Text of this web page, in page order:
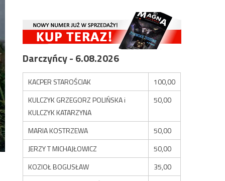
Darczyńcy - 6.08.2026
KACPER STAROŚCIAK
100,00
KULCZYK GRZEGORZ POLIŃSKA i
KULCZYK KATARZYNA
50,00
MARIA KOSTRZEWA
50,00
JERZY T MICHAJŁOWICZ
50,00
KOZIOŁ BOGUSŁAW
35,00